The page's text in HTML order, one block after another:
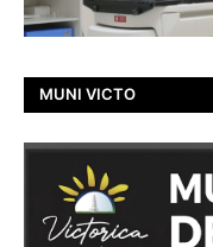
MUNI VICTO